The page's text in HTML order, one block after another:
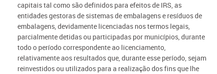
capitais tal como são definidos para efeitos de IRS, as
entidades gestoras de sistemas de embalagens e resíduos de
embalagens, devidamente licenciadas nos termos legais,
parcialmente detidas ou participadas por municípios, durante
todo o período correspondente ao licenciamento,
relativamente aos resultados que, durante esse período, sejam
reinvestidos ou utilizados para a realização dos fins que lhe